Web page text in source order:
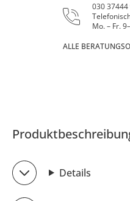
030 37444
Mo. – Fr.
ALLE
Details